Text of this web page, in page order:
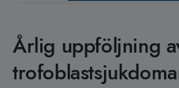
Årlig uppföljning